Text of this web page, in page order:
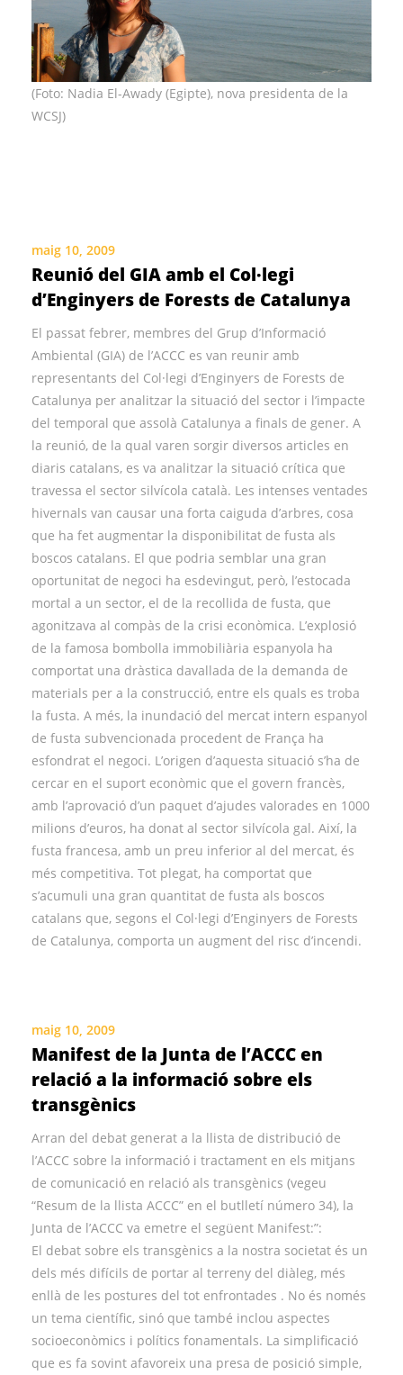
(Foto: Nadia El-Awady (Egipte), nova presidenta de la
WCSJ)
maig 10, 2009
Reunió del GIA amb el Col·legi
d’Enginyers de Forests de Catalunya
El passat febrer, membres del Grup d’Informació
Ambiental (GIA) de l’ACCC es van reunir amb
representants del Col·legi d’Enginyers de Forests de
Catalunya per analitzar la situació del sector i l’impacte
del temporal que assolà Catalunya a finals de gener. A
la reunió, de la qual varen sorgir diversos articles en
diaris catalans, es va analitzar la situació crítica que
travessa el sector silvícola català. Les intenses ventades
hivernals van causar una forta caiguda d’arbres, cosa
que ha fet augmentar la disponibilitat de fusta als
boscos catalans. El que podria semblar una gran
oportunitat de negoci ha esdevingut, però, l’estocada
mortal a un sector, el de la recollida de fusta, que
agonitzava al compàs de la crisi econòmica. L’explosió
de la famosa bombolla immobiliària espanyola ha
comportat una dràstica davallada de la demanda de
materials per a la construcció, entre els quals es troba
la fusta. A més, la inundació del mercat intern espanyol
de fusta subvencionada procedent de França ha
esfondrat el negoci. L’origen d’aquesta situació s’ha de
cercar en el suport econòmic que el govern francès,
amb l’aprovació d’un paquet d’ajudes valorades en 1000
milions d’euros, ha donat al sector silvícola gal. Així, la
fusta francesa, amb un preu inferior al del mercat, és
més competitiva. Tot plegat, ha comportat que
s’acumuli una gran quantitat de fusta als boscos
catalans que, segons el Col·legi d’Enginyers de Forests
de Catalunya, comporta un augment del risc d’incendi.
maig 10, 2009
Manifest de la Junta de l’ACCC en
relació a la informació sobre els
transgènics
Arran del debat generat a la llista de distribució de
l’ACCC sobre la informació i tractament en els mitjans
de comunicació en relació als transgènics (vegeu
“Resum de la llista ACCC” en el butlletí número 34), la
Junta de l’ACCC va emetre el següent Manifest:”:
El debat sobre els transgènics a la nostra societat és un
dels més difícils de portar al terreny del diàleg, més
enllà de les postures del tot enfrontades . No és només
un tema científic, sinó que també inclou aspectes
socioeconòmics i polítics fonamentals. La simplificació
que es fa sovint afavoreix una presa de posició simple,